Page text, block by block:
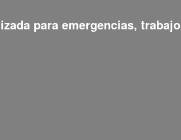
para emergencias, trabajo